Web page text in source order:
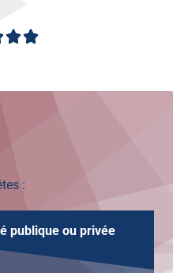
Noté
sur
:
publique ou privée